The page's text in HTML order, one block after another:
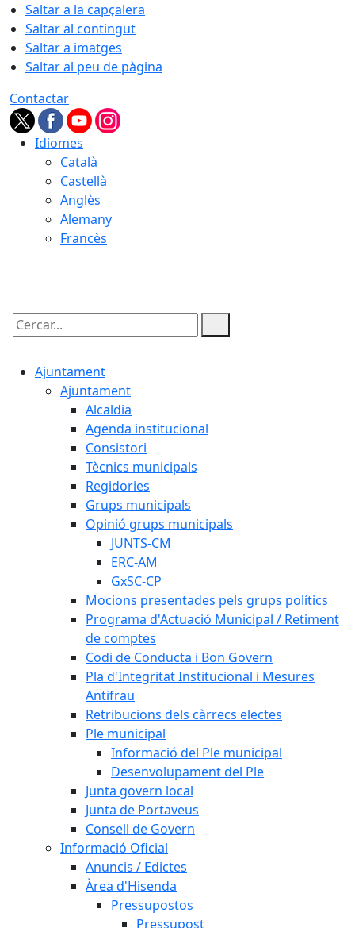
Saltar a la capçalera
Saltar al contingut
Saltar a imatges
Saltar al peu de pàgina
Contactar
Idiomes
Català
Castellà
Anglès
Alemany
Francès
Cercar:
Ajuntament
Ajuntament
Alcaldia
Agenda institucional
Consistori
Tècnics municipals
Regidories
Grups municipals
Opinió grups municipals
JUNTS-CM
ERC-AM
GxSC-CP
Mocions presentades pels grups polítics
Programa d'Actuació Municipal / Retiment
de comptes
Codi de Conducta i Bon Govern
Pla d'Integritat Institucional i Mesures
Antifrau
Retribucions dels càrrecs electes
Ple municipal
Informació del Ple municipal
Desenvolupament del Ple
Junta govern local
Junta de Portaveus
Consell de Govern
Informació Oficial
Anuncis / Edictes
Àrea d'Hisenda
Pressupostos
Pressupost